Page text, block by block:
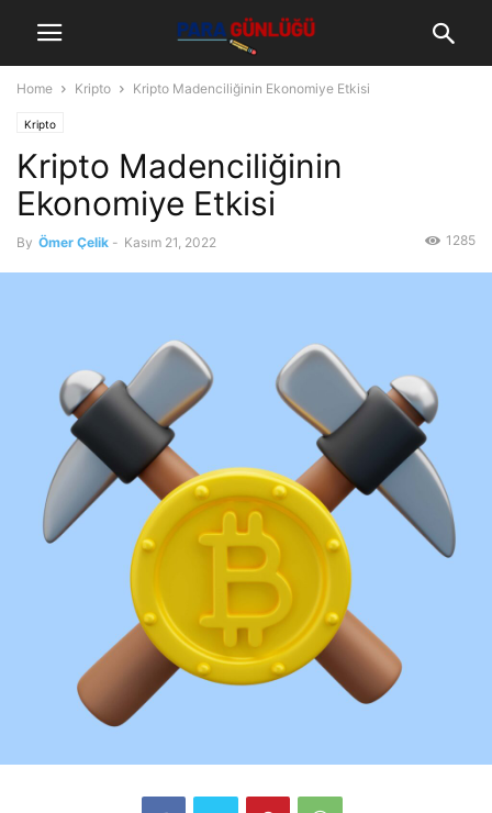
Home Kripto Kripto Madenciliğinin Ekonomiye Etkisi
Kripto
Kripto Madenciliğinin
Ekonomiye Etkisi
By Ömer Çelik - Kasım 21, 2022 1285